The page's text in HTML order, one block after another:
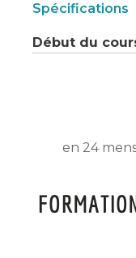
Spécifications
Début du
en 24